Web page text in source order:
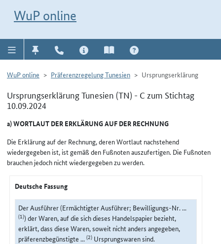
WuP online
WuP online Präferenzregelung Tunesien Ursprungserklärung
Ursprungserklärung Tunesien (TN) - C zum Stichtag
10.09.2024
a) WORTLAUT DER ERKLÄRUNG AUF DER RECHNUNG
Die Erklärung auf der Rechnung, deren Wortlaut nachstehend
wiedergegeben ist, ist gemäß den Fußnoten auszufertigen. Die Fußnoten
brauchen jedoch nicht wiedergegeben zu werden.
Deutsche Fassung
Der Ausführer (Ermächtigter Ausführer; Bewilligungs-Nr. ...
(1)) der Waren, auf die sich dieses Handelspapier bezieht,
erklärt, dass diese Waren, soweit nicht anders angegeben,
präferenzbegünstigte ...(2) Ursprungswaren sind.